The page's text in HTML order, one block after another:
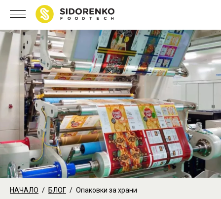
НАЧАЛО БЛОГ Опаковки за храни